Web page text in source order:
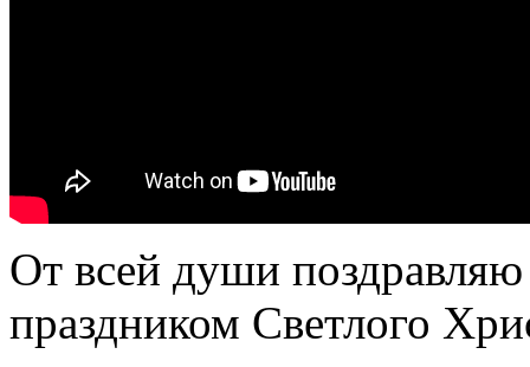
От всей души поздравляю
праздником Светлого